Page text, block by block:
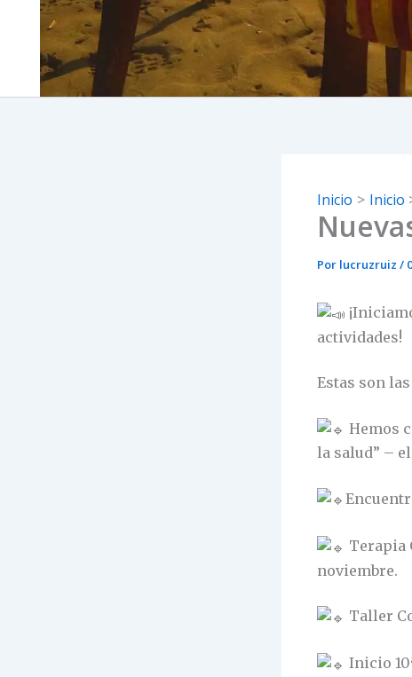
Inicio Inicio
Por lucruzruiz /
actividades!
Estas son
Hemos
la salud” –
Terapia
noviembre.
Taller
Inicio